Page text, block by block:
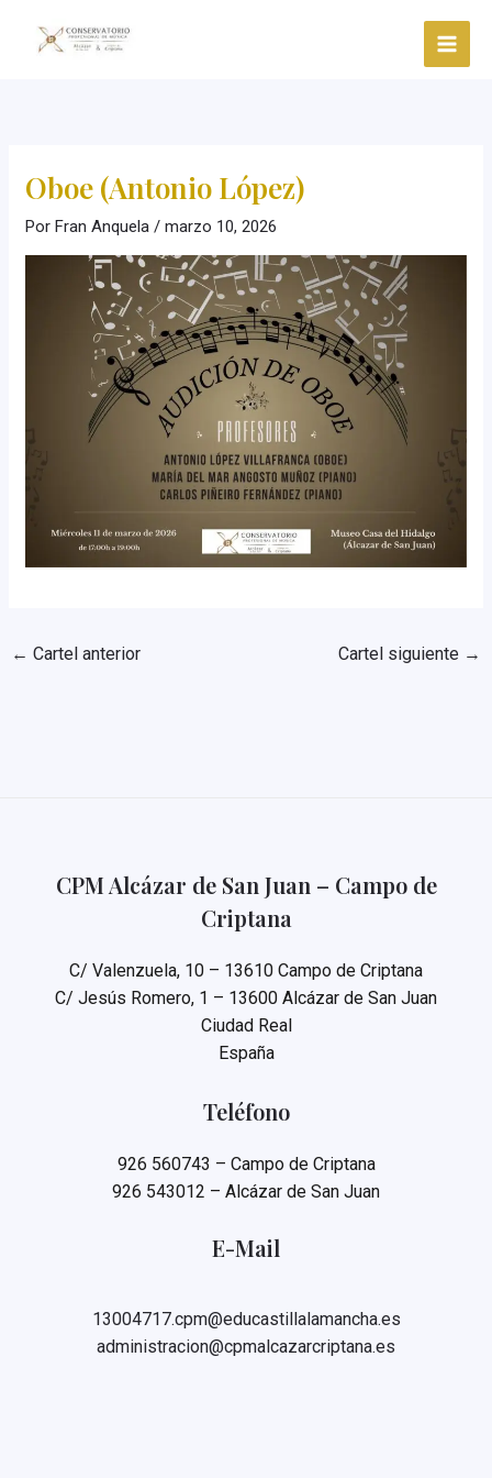
Oboe (Antonio López)
PorFran Anquela /marzo 10, 2026
← Cartel anterior Cartel siguiente →
CPM Alcázar de San Juan – Campo de
Criptana
C/ Valenzuela, 10 – 13610 Campo de Criptana
C/ Jesús Romero, 1 – 13600 Alcázar de San Juan
Ciudad Real
España
Teléfono
926 560743 – Campo de Criptana
926 543012 – Alcázar de San Juan
E-Mail
13004717.cpm@educastillalamancha.es
administracion@cpmalcazarcriptana.es